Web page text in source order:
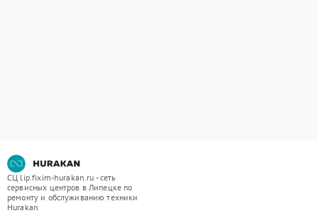
СЦ lip.fixim-hurakan.ru - сеть
сервисных центров в Липецке по
ремонту и обслуживанию техники
Hurakan